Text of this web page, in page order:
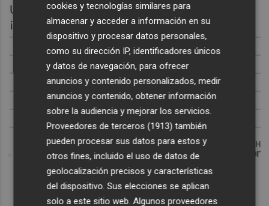
Un verdadero MMORPG de la vieja escuela
¡Cómo los de antes, pero mejor!
DISCOVER WITH
cookies y tecnologías similares para
almacenar y acceder a información en su
dispositivo y procesar datos personales,
como su dirección IP, identificadores únicos
y datos de navegación, para ofrecer
anuncios y contenido personalizados, medir
anuncios y contenido, obtener información
sobre la audiencia y mejorar los servicios.
Proveedores de terceros (1913) también
pueden procesar sus datos para estos y
otros fines, incluido el uso de datos de
geolocalización precisos y características
del dispositivo. Sus elecciones se aplican
solo a este sitio web. Algunos proveedores